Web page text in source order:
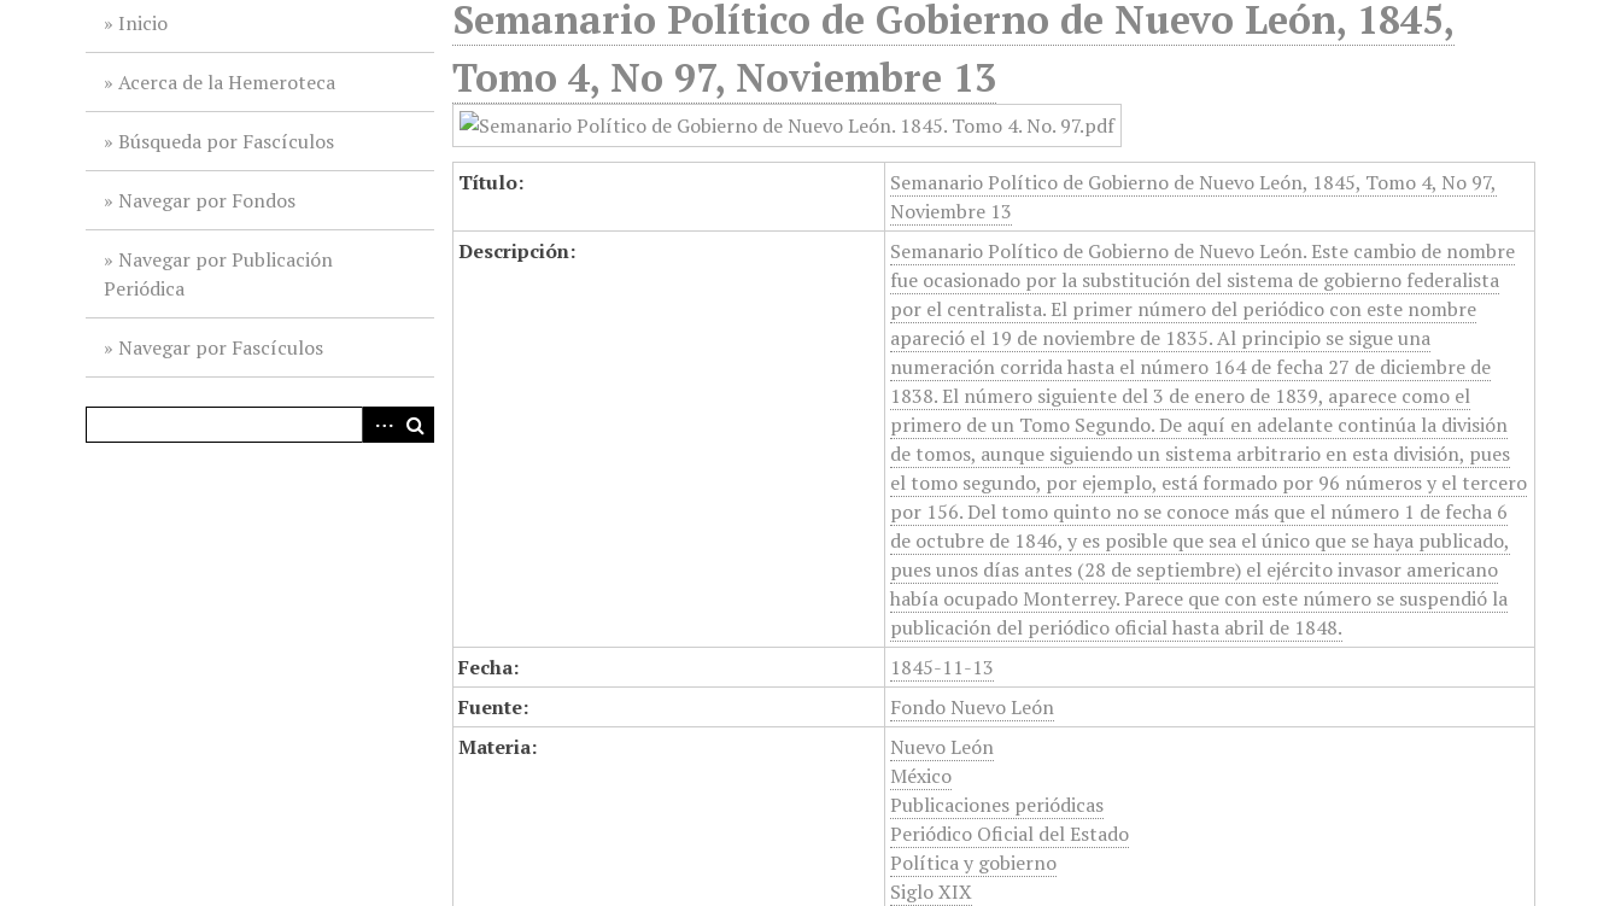
Inicio
Acerca de la Hemeroteca
Búsqueda por Fascículos
Navegar por Fondos
Navegar por Publicación
Periódica
Navegar por Fascículos
Semanario Político de Gobierno de Nuevo León, 1845,
Tomo 4, No 97, Noviembre 13
Título:
Semanario Político de Gobierno de Nuevo León, 1845, Tomo 4, No 97,
Noviembre 13
Descripción:
Semanario Político de Gobierno de Nuevo León. Este cambio de nombre
fue ocasionado por la substitución del sistema de gobierno federalista
por el centralista. El primer número del periódico con este nombre
apareció el 19 de noviembre de 1835. Al principio se sigue una
numeración corrida hasta el número 164 de fecha 27 de diciembre de
1838. El número siguiente del 3 de enero de 1839, aparece como el
primero de un Tomo Segundo. De aquí en adelante continúa la división
de tomos, aunque siguiendo un sistema arbitrario en esta división, pues
el tomo segundo, por ejemplo, está formado por 96 números y el tercero
por 156. Del tomo quinto no se conoce más que el número 1 de fecha 6
de octubre de 1846, y es posible que sea el único que se haya publicado,
pues unos días antes (28 de septiembre) el ejército invasor americano
había ocupado Monterrey. Parece que con este número se suspendió la
publicación del periódico oficial hasta abril de 1848.
Fecha:
1845-11-13
Fuente:
Fondo Nuevo León
Materia:
Nuevo León
México
Publicaciones periódicas
Periódico Oficial del Estado
Política y gobierno
Siglo XIX